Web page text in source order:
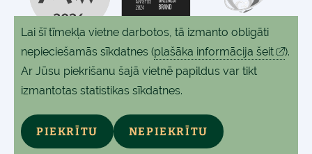
Lai šī tīmekļa vietne darbotos, tā izmanto obligāti
nepieciešamās sīkdatnes (plašāka informācija šeit
).
Ar Jūsu piekrišanu šajā vietnē papildus var tikt
izmantotas statistikas sīkdatnes.
PIEKRĪTU NEPIEKRĪTU